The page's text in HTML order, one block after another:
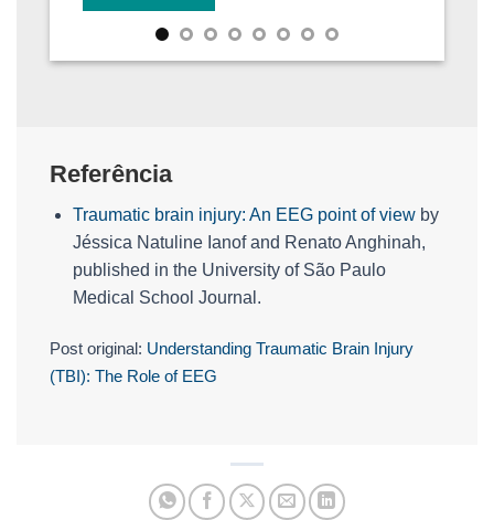
Referência
Traumatic brain injury: An EEG point of viewby
Jéssica Natuline Ianof and Renato Anghinah,
published in the University of São Paulo
Medical School Journal.
Post original: Understanding Traumatic Brain Injury
(TBI): The Role of EEG